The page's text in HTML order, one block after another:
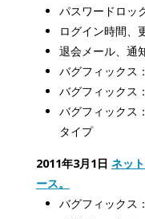
パスワードロッ
ログイン時間、
退会メール、通
バグフィックス
バグフィックス
バグフィックス
タイプ
2011年3月1日 ネッ
ース。
バグフィックス